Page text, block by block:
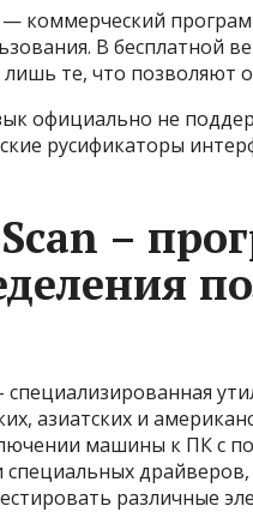
— коммерческий
В бесплатной
те, что позволяют
официально не
русификаторы
–
специализированная
азиатских и
машины к ПК с
специальных
различные